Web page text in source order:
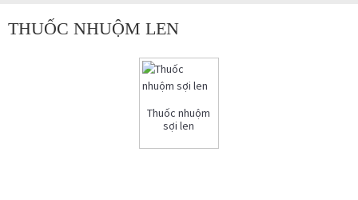
THUỐC NHUỘM LEN
Thuốc nhuộm
sợi len